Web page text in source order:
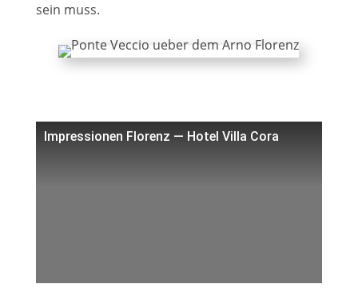
sein muss.
Impressionen Florenz — Hotel Villa Cora